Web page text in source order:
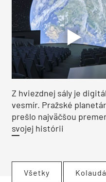
Z hviezdnej sály je
vesmír. Pražské
prešlo najväčšou
svojej histórii
Všetky